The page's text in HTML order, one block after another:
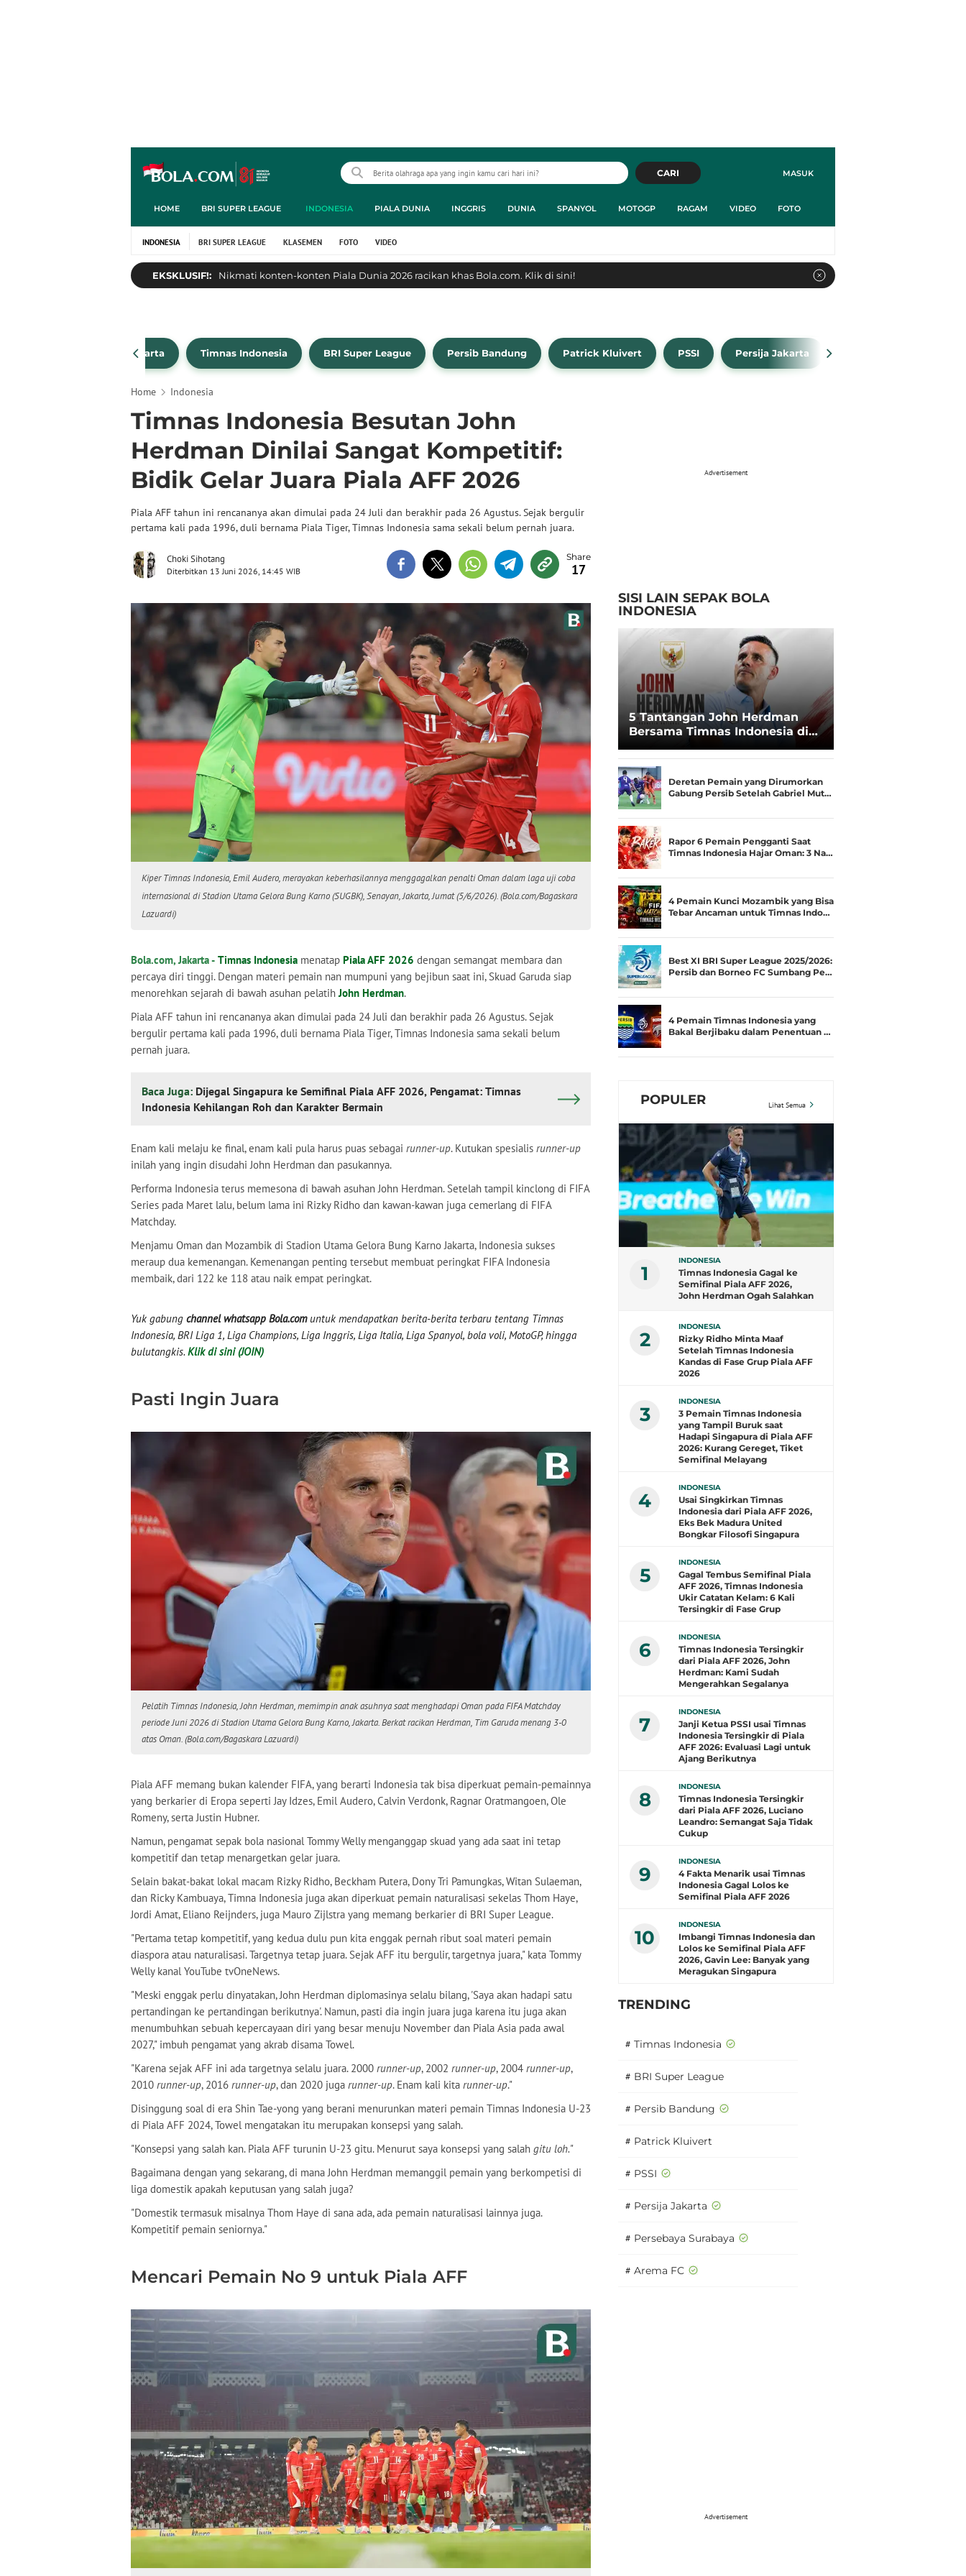
MASUK
CARI
HOME BRI SUPER LEAGUE INDONESIA PIALA DUNIA INGGRIS DUNIA SPANYOL MOTOGP RAGAM VIDEO FOTO
INDONESIA BRI SUPER LEAGUE KLASEMEN FOTO VIDEO
EKSKLUSIF!: Nikmati konten-konten Piala Dunia 2026 racikan khas Bola.com. Klik di sini!
Persija Jakarta Timnas Indonesia BRI Super League Persib Bandung Patrick Kluivert PSSI Persija Jakarta
Home Indonesia
Timnas Indonesia Besutan John
Herdman Dinilai Sangat Kompetitif:
Bidik Gelar Juara Piala AFF 2026
Piala AFF tahun ini rencananya akan dimulai pada 24 Juli dan berakhir pada 26 Agustus. Sejak bergulir
pertama kali pada 1996, duli bernama Piala Tiger, Timnas Indonesia sama sekali belum pernah juara.
Choki Sihotang
Diterbitkan 13 Juni 2026, 14:45 WIB 17
Kiper Timnas Indonesia, Emil Audero, merayakan keberhasilannya menggagalkan penalti Oman dalam laga uji coba
internasional di Stadion Utama Gelora Bung Karno (SUGBK), Senayan, Jakarta, Jumat (5/6/2026). (Bola.com/Bagaskara
Lazuardi)
Bola.com, Jakarta - Timnas Indonesia menatap Piala AFF 2026 dengan semangat membara dan
percaya diri tinggi. Dengan materi pemain nan mumpuni yang bejibun saat ini, Skuad Garuda siap
menorehkan sejarah di bawah asuhan pelatihJohn Herdman.
Piala AFF tahun ini rencananya akan dimulai pada 24 Juli dan berakhir pada 26 Agustus. Sejak
bergulir pertama kali pada 1996, duli bernama Piala Tiger, Timnas Indonesia sama sekali belum
pernah juara.
Baca Juga: Dijegal Singapura ke Semifinal Piala AFF 2026, Pengamat: Timnas
Indonesia Kehilangan Roh dan Karakter Bermain
Enam kali melaju ke final, enam kali pula harus puas sebagai runner-up. Kutukan spesialis runner-up
inilah yang ingin disudahi John Herdman dan pasukannya.
Performa Indonesia terus memesona di bawah asuhan John Herdman. Setelah tampil kinclong di FIFA
Series pada Maret lalu, belum lama ini Rizky Ridho dan kawan-kawan juga cemerlang di FIFA
Matchday.
Menjamu Oman dan Mozambik di Stadion Utama Gelora Bung Karno Jakarta, Indonesia sukses
meraup dua kemenangan. Kemenangan penting tersebut membuat peringkat FIFA Indonesia
membaik, dari 122 ke 118 atau naik empat peringkat.
Yuk gabung channel whatsapp Bola.comuntuk mendapatkan berita-berita terbaru tentang Timnas
Indonesia, BRI Liga 1, Liga Champions, Liga Inggris, Liga Italia, Liga Spanyol, bola voli, MotoGP, hingga
bulutangkis. Klik di sini (JOIN)
Pasti Ingin Juara
Pelatih Timnas Indonesia, John Herdman, memimpin anak asuhnya saat menghadapi Oman pada FIFA Matchday
periode Juni 2026 di Stadion Utama Gelora Bung Karno, Jakarta. Berkat racikan Herdman, Tim Garuda menang 3-0
atas Oman. (Bola.com/Bagaskara Lazuardi)
Piala AFF memang bukan kalender FIFA, yang berarti Indonesia tak bisa diperkuat pemain-pemainnya
yang berkarier di Eropa seperti Jay Idzes, Emil Audero, Calvin Verdonk, Ragnar Oratmangoen, Ole
Romeny, serta Justin Hubner.
Namun, pengamat sepak bola nasional Tommy Welly menganggap skuad yang ada saat ini tetap
kompetitif dan tetap menargetkan gelar juara.
Selain bakat-bakat lokal macam Rizky Ridho, Beckham Putera, Dony Tri Pamungkas, Witan Sulaeman,
dan Ricky Kambuaya, Timna Indonesia juga akan diperkuat pemain naturalisasi sekelas Thom Haye,
Jordi Amat, Eliano Reijnders, juga Mauro Zijlstra yang memang berkarier di BRI Super League.
"Pertama tetap kompetitif, yang kedua dulu pun kita enggak pernah ribut soal materi pemain
diaspora atau naturalisasi. Targetnya tetap juara. Sejak AFF itu bergulir, targetnya juara," kata Tommy
Welly kanal YouTube tvOneNews.
"Meski enggak perlu dinyatakan, John Herdman diplomasinya selalu bilang, 'Saya akan hadapi satu
pertandingan ke pertandingan berikutnya'. Namun, pasti dia ingin juara juga karena itu juga akan
menumbuhkan sebuah kepercayaan diri yang besar menuju November dan Piala Asia pada awal
2027," imbuh pengamat yang akrab disama Towel.
"Karena sejak AFF ini ada targetnya selalu juara. 2000 runner-up, 2002 runner-up, 2004 runner-up,
2010 runner-up, 2016 runner-up, dan 2020 juga runner-up. Enam kali kita runner-up."
Disinggung soal di era Shin Tae-yong yang berani menurunkan materi pemain Timnas Indonesia U-23
di Piala AFF 2024, Towel mengatakan itu merupakan konsepsi yang salah.
"Konsepsi yang salah kan. Piala AFF turunin U-23 gitu. Menurut saya konsepsi yang salah gitu loh."
Bagaimana dengan yang sekarang, di mana John Herdman memanggil pemain yang berkompetisi di
liga domestik apakah keputusan yang salah juga?
"Domestik termasuk misalnya Thom Haye di sana ada, ada pemain naturalisasi lainnya juga.
Kompetitif pemain seniornya."
Mencari Pemain No 9 untuk Piala AFF
Advertisement
SISI LAIN SEPAK BOLA
INDONESIA
5 Tantangan John Herdman
Bersama Timnas Indonesia di
Spesialis Runner-up Menjadi
Juara
Deretan Pemain yang Dirumorkan
Gabung Persib Setelah Gabriel Mut…
Rapor 6 Pemain Pengganti Saat
Timnas Indonesia Hajar Oman: 3 Na…
4 Pemain Kunci Mozambik yang Bisa
Tebar Ancaman untuk Timnas Indo…
Best XI BRI Super League 2025/2026:
Persib dan Borneo FC Sumbang Pe…
4 Pemain Timnas Indonesia yang
Bakal Berjibaku dalam Penentuan …
POPULER Lihat Semua
1
INDONESIA
Timnas Indonesia Gagal ke
Semifinal Piala AFF 2026,
John Herdman Ogah Salahkan
2
INDONESIA
Rizky Ridho Minta Maaf
Setelah Timnas Indonesia
Kandas di Fase Grup Piala AFF
2026
3
INDONESIA
3 Pemain Timnas Indonesia
yang Tampil Buruk saat
Hadapi Singapura di Piala AFF
2026: Kurang Gereget, Tiket
Semifinal Melayang
4
INDONESIA
Usai Singkirkan Timnas
Indonesia dari Piala AFF 2026,
Eks Bek Madura United
Bongkar Filosofi Singapura
5
INDONESIA
Gagal Tembus Semifinal Piala
AFF 2026, Timnas Indonesia
Ukir Catatan Kelam: 6 Kali
Tersingkir di Fase Grup
6
INDONESIA
Timnas Indonesia Tersingkir
dari Piala AFF 2026, John
Herdman: Kami Sudah
Mengerahkan Segalanya
7
INDONESIA
Janji Ketua PSSI usai Timnas
Indonesia Tersingkir di Piala
AFF 2026: Evaluasi Lagi untuk
Ajang Berikutnya
8
INDONESIA
Timnas Indonesia Tersingkir
dari Piala AFF 2026, Luciano
Leandro: Semangat Saja Tidak
Cukup
9
INDONESIA
4 Fakta Menarik usai Timnas
Indonesia Gagal Lolos ke
Semifinal Piala AFF 2026
10
INDONESIA
Imbangi Timnas Indonesia dan
Lolos ke Semifinal Piala AFF
2026, Gavin Lee: Banyak yang
Meragukan Singapura
TRENDING
# Timnas Indonesia
# BRI Super League
# Persib Bandung
# Patrick Kluivert
# PSSI
# Persija Jakarta
# Persebaya Surabaya
# Arema FC
Advertisement